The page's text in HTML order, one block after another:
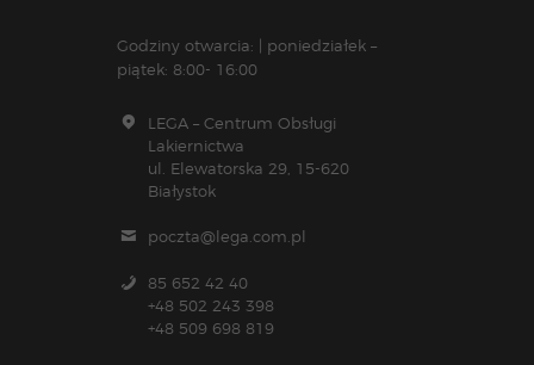
Godziny otwarcia: | poniedziałek –
piątek: 8:00- 16:00
LEGA – Centrum Obsługi
Lakiernictwa
ul. Elewatorska 29, 15-620
Białystok
poczta@lega.com.pl
85 652 42 40
+48 502 243 398
+48 509 698 819